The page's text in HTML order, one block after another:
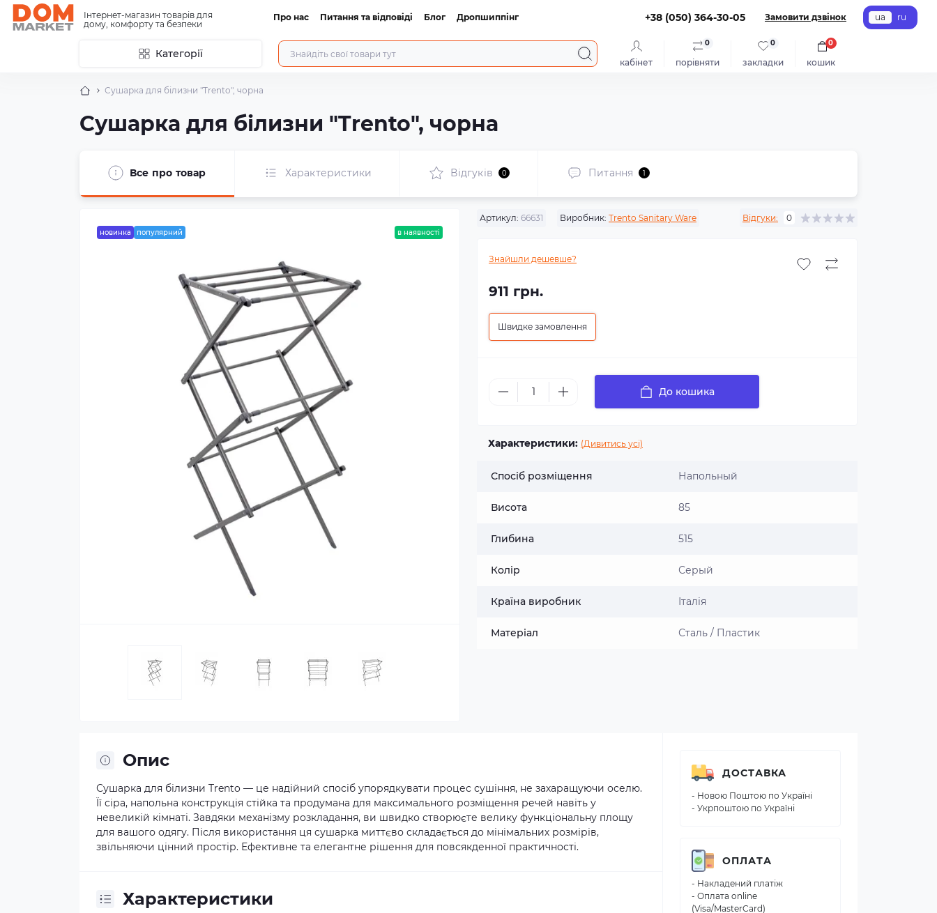
Інтернет-магазин товарів для
дому, комфорту та безпеки
Про нас Питання та відповіді Блог Дропшиппінг +38 (050) 364-30-05 Замовити дзвінок ua ru
Категорії
кабінет порівняти
0
закладки
0
кошик
0
Сушарка для білизни "Trento", чорна
Сушарка для білизни "Trento", чорна
Все про товар Характеристики Відгуків 0 Питання 1
новинка популярний в наявності
Артикул: 66631 Виробник: Trento Sanitary Ware Відгуки: 0
Знайшли дешевше?
911 грн.
Швидке замовлення
До кошика
Характеристики: (Дивитись усі)
Спосіб розміщення Напольный
Висота 85
Глибина 515
Колір Серый
Країна виробник Італія
Матеріал Сталь / Пластик
Опис
Сушарка для білизни Trento — це надійний спосіб упорядкувати процес сушіння, не захаращуючи оселю.
Її сіра, напольна конструкція стійка та продумана для максимального розміщення речей навіть у
невеликій кімнаті. Завдяки механізму розкладання, ви швидко створюєте велику функціональну площу
для вашого одягу. Після використання ця сушарка миттєво складається до мінімальних розмірів,
звільняючи цінний простір. Ефективне та елегантне рішення для повсякденної практичності.
Характеристики
ДОСТАВКА
- Новою Поштою по Україні
- Укрпоштою по Україні
ОПЛАТА
- Накладений платіж
- Оплата online
(Visa/MasterCard)